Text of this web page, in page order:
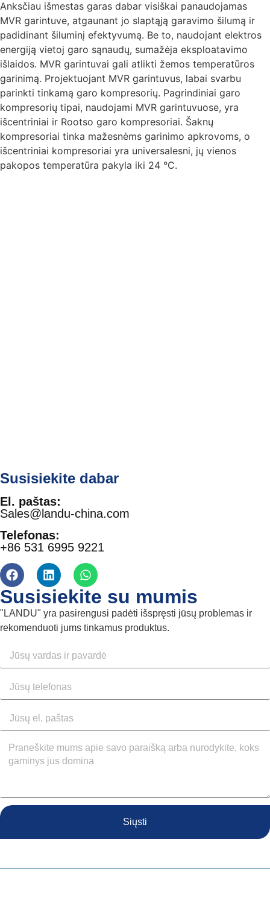
Anksčiau išmestas garas dabar visiškai panaudojamas
MVR garintuve, atgaunant jo slaptąją garavimo šilumą ir
padidinant šiluminį efektyvumą. Be to, naudojant elektros
energiją vietoj garo sąnaudų, sumažėja eksploatavimo
išlaidos. MVR garintuvai gali atlikti žemos temperatūros
garinimą. Projektuojant MVR garintuvus, labai svarbu
parinkti tinkamą garo kompresorių. Pagrindiniai garo
kompresorių tipai, naudojami MVR garintuvuose, yra
išcentriniai ir Rootso garo kompresoriai. Šaknų
kompresoriai tinka mažesnėms garinimo apkrovoms, o
išcentriniai kompresoriai yra universalesni, jų vienos
pakopos temperatūra pakyla iki 24 °C.
Susisiekite dabar
El. paštas:
Sales@landu-china.com
Telefonas:
+86 531 6995 9221
Susisiekite su mumis
"LANDU" yra pasirengusi padėti išspręsti jūsų problemas ir
rekomenduoti jums tinkamus produktus.
Siųsti